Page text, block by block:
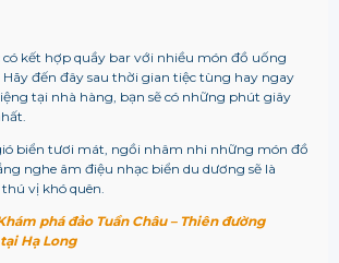
kết hợp quầy bar với nhiều món đồ uống
đến đây sau thời gian tiệc tùng hay ngay
tại nhà hàng, bạn sẽ có những phút giây
biển tươi mát, ngồi nhâm nhi những món đồ
nghe âm điệu nhạc biển du dương sẽ là
vị khó quên.
phá đảo Tuần Châu – Thiên đường
Hạ Long